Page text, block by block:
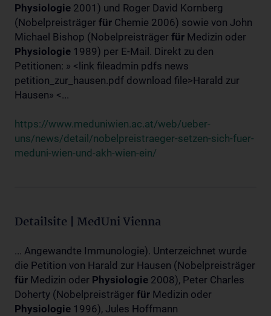
Physiologie 2001) und Roger David Kornberg
(Nobelpreisträger für Chemie 2006) sowie von John
Michael Bishop (Nobelpreisträger für Medizin oder
Physiologie 1989) per E-Mail. Direkt zu den
Petitionen: » <link fileadmin pdfs news
petition_zur_hausen.pdf download file>Harald zur
Hausen» <...
https://www.meduniwien.ac.at/web/ueber-
uns/news/detail/nobelpreistraeger-setzen-sich-fuer-
meduni-wien-und-akh-wien-ein/
Detailsite | MedUni Vienna
... Angewandte Immunologie). Unterzeichnet wurde
die Petition von Harald zur Hausen (Nobelpreisträger
für Medizin oder Physiologie 2008), Peter Charles
Doherty (Nobelpreisträger für Medizin oder
Physiologie 1996), Jules Hoffmann